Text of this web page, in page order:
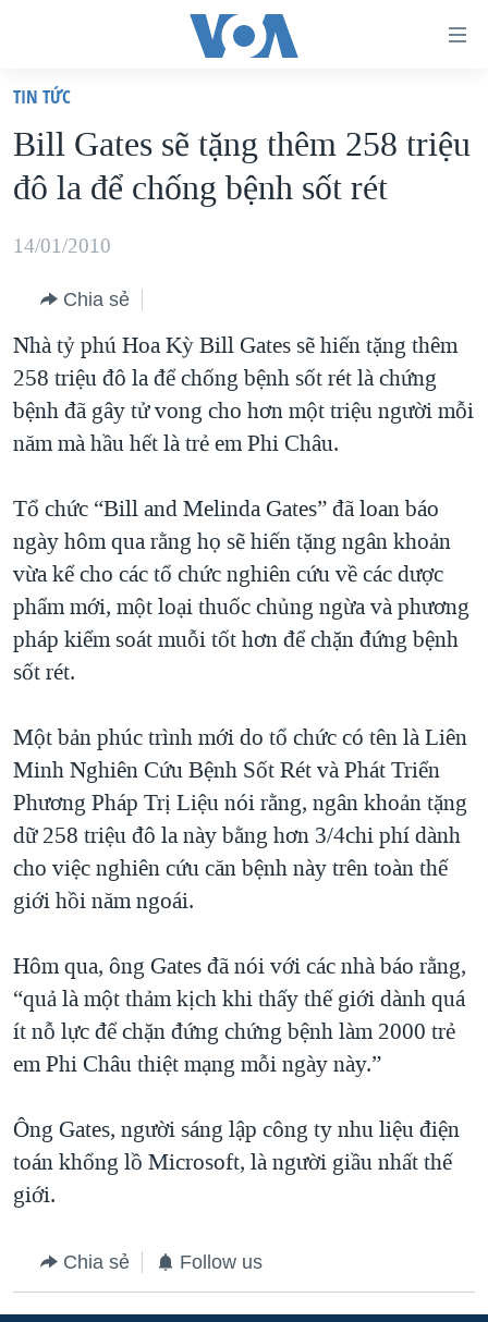
truy
cập
Tới
dung
chính
điều
hướng
chính
Đi
"Tìm"
VIỆT NAM
HOA KỲ
BIỂN ĐÔNG
BLOG
DIỄN ĐÀN
MỤC
TỰ DO BÁO CHÍ
NGƯỜI VIỆT HẢI NGOẠI
ĐỜI SỐNG
KHOA HỌC
SỨC KHOẺ
THỂ THAO
GIÁO DỤC
CHUYÊN ĐỀ
HÀNH TRÌNH BẦU CỬ 2024
MỘT NĂM CHIẾN TRANH TẠI DẢI GAZA
GIẢI MÃ VÀNH ĐAI & CON ĐƯỜNG
NGÀY TỊ NẠN THẾ GIỚI
GROUND ZERO – XƯA VÀ NAY
CHI PHÍ CHIẾN TRANH AFGHANISTAN
CÁC GIÁ TRỊ CỘNG HÒA Ở VIỆT NAM
THƯỢNG ĐỈNH TRUMP-KIM TẠI VIỆT NAM
TRỊNH VĨNH BÌNH VS. CHÍNH PHỦ VIỆT NAM
BÊN KIA QUỐC LỘ: TIẾNG VỌNG TỪ NÔNG THÔN MỸ
QUAN HỆ VIỆT MỸ
VIDEO
NGHE
MẠNG XÃ HỘI
TIN TỨC
Bill Gates sẽ tặng thêm 258 triệu
đô la để chống bệnh sốt rét
14/01/2010
Chia sẻ
Nhà tỷ phú Hoa Kỳ Bill Gates sẽ hiến tặng thêm
258 triệu đô la để chống bệnh sốt rét là chứng
bệnh đã gây tử vong cho hơn một triệu người mỗi
năm mà hầu hết là trẻ em Phi Châu.
Tổ chức “Bill and Melinda Gates” đã loan báo
ngày hôm qua rằng họ sẽ hiến tặng ngân khoản
vừa kể cho các tổ chức nghiên cứu về các dược
phẩm mới, một loại thuốc chủng ngừa và phương
pháp kiểm soát muỗi tốt hơn để chặn đứng bệnh
sốt rét.
Một bản phúc trình mới do tổ chức có tên là Liên
Minh Nghiên Cứu Bệnh Sốt Rét và Phát Triển
Phương Pháp Trị Liệu nói rằng, ngân khoản tặng
dữ 258 triệu đô la này bằng hơn 3/4chi phí dành
cho việc nghiên cứu căn bệnh này trên toàn thế
giới hồi năm ngoái.
Hôm qua, ông Gates đã nói với các nhà báo rằng,
“quả là một thảm kịch khi thấy thế giới dành quá
ít nỗ lực để chặn đứng chứng bệnh làm 2000 trẻ
em Phi Châu thiệt mạng mỗi ngày này.”
Ông Gates, người sáng lập công ty nhu liệu điện
toán khổng lồ Microsoft, là người giầu nhất thế
giới.
Chia sẻ Follow us